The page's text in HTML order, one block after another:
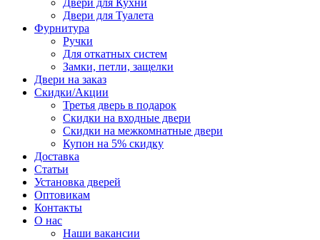
Двери для Кухни
Двери для Туалета
Фурнитура
Ручки
Для откатных систем
Замки, петли, защелки
Двери на заказ
Скидки/Акции
Третья дверь в подарок
Скидки на входные двери
Скидки на межкомнатные двери
Купон на 5% скидку
Доставка
Статьи
Установка дверей
Оптовикам
Контакты
О нас
Наши вакансии